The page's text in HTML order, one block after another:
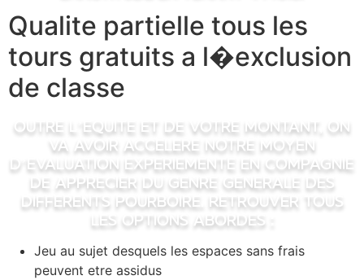
Qualite partielle tous les
tours gratuits a l�exclusion
de classe
Outre l’equite et de votre montant, on
va avoir accelere notre moyen
d’evaluation experiemente en compagnie
de apprecier du genre generale des
differents pourboire. Retrouver tous
les options abordes :
Jeu au sujet desquels les espaces sans frais
peuvent etre assidus